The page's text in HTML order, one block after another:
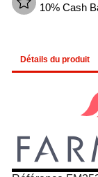
10% Cash
Détails du produit